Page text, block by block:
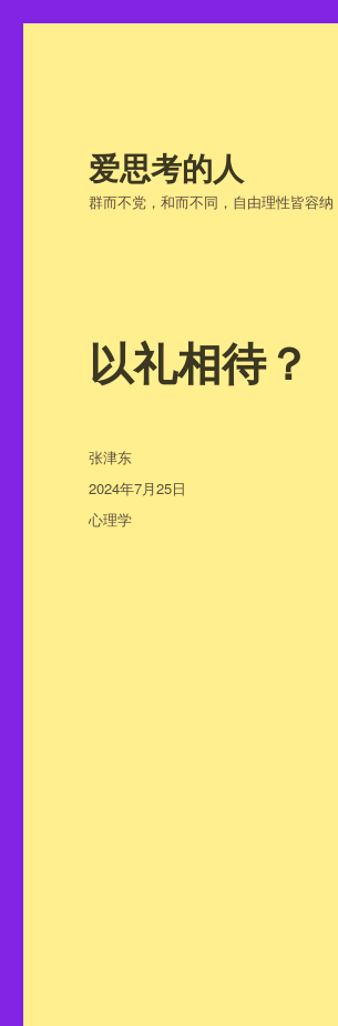
爱思考的人
群而不党，和而不同，自由理性皆容纳
以礼相待？
作
者
张津东
发
布
于
2024年7月25日
分
心理学